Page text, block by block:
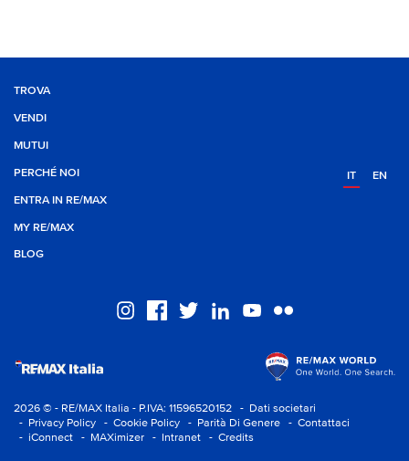
TROVA
VENDI
MUTUI
PERCHÉ NOI
ENTRA IN RE/MAX
MY RE/MAX
BLOG
IT EN
2026 © - RE/MAX Italia - P.IVA: 11596520152
- Dati societari
- Privacy Policy
- Cookie Policy - Parità Di Genere
- Contattaci
- iConnect
- MAXimizer - Intranet - Credits